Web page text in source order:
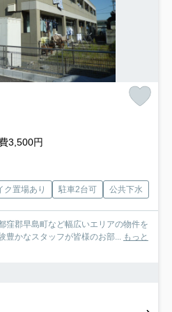
3,500円
ク置場あり 駐車2台可 公共下水
窪郡早島町など幅広いエリアの物件を
豊かなスタッフが皆様のお部... もっと